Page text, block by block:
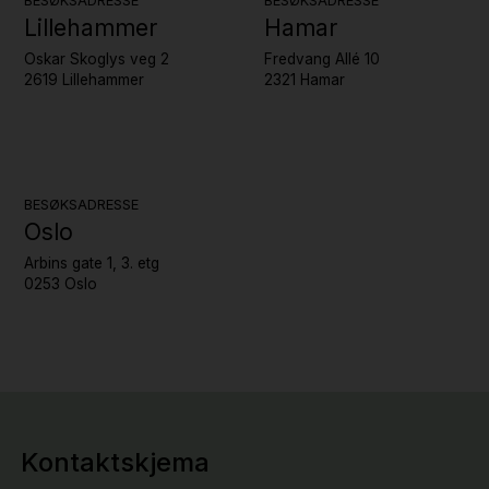
Lillehammer
Oskar Skoglys veg 2
2619 Lillehammer
Hamar
Fredvang Allé 10
2321 Hamar
BESØKSADRESSE
Oslo
Arbins gate 1, 3. etg
0253 Oslo
Kontaktskjema